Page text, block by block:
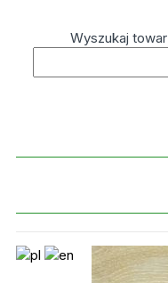
Wyszukaj towar